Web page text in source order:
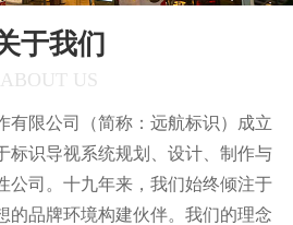
于我们
ABOUT US
有限公司（简称：远航标识）成立
标识导视系统规划、设计、制作与
公司。十九年来，我们始终倾注于
的品牌环境构建伙伴。我们的理念